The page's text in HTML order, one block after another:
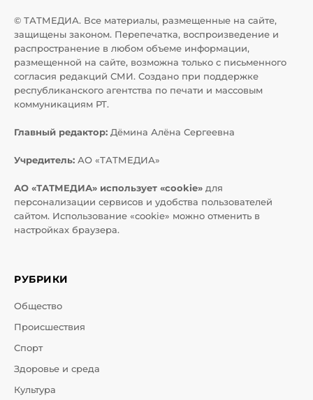
© ТАТМЕДИА. Все материалы, размещенные на сайте,
защищены законом. Перепечатка, воспроизведение и
распространение в любом объеме информации,
размещенной на сайте, возможна только с письменного
согласия редакций СМИ. Создано при поддержке
республиканского агентства по печати и массовым
коммуникациям РТ.
Главный редактор: Дёмина Алёна Сергеевна
Учредитель: АО «ТАТМЕДИА»
АО «ТАТМЕДИА» использует «cookie» для
персонализации сервисов и удобства пользователей
сайтом. Использование «cookie» можно отменить в
настройках браузера.
РУБРИКИ
Общество
Происшествия
Спорт
Здоровье и среда
Культура